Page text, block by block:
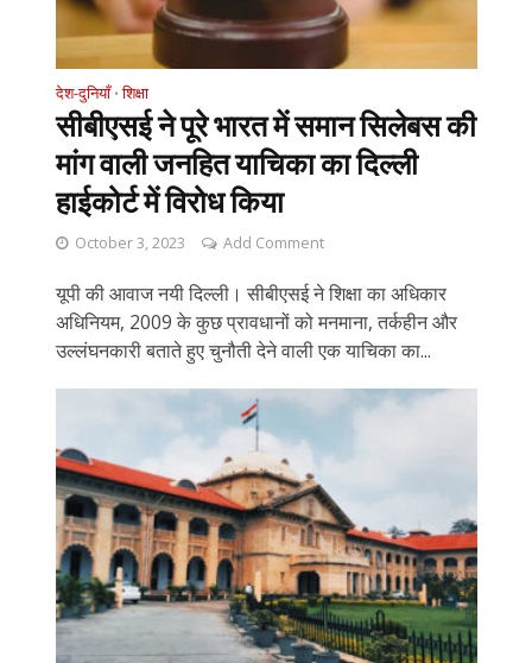
देश-दुनियाँ • शिक्षा
सीबीएसई ने पूरे भारत में समान सिलेबस की
मांग वाली जनहित याचिका का दिल्ली
हाईकोर्ट में विरोध किया
October 3, 2023 Add Comment
यूपी की आवाज नयी दिल्ली। सीबीएसई ने शिक्षा का अधिकार
अधिनियम, 2009 के कुछ प्रावधानों को मनमाना, तर्कहीन और
उल्लंघनकारी बताते हुए चुनौती देने वाली एक याचिका का...